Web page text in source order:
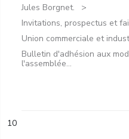
Jules Borgnet.
Invitations, prospectus et
Union commerciale et
Bulletin d'adhésion aux
l'assemblée...
10